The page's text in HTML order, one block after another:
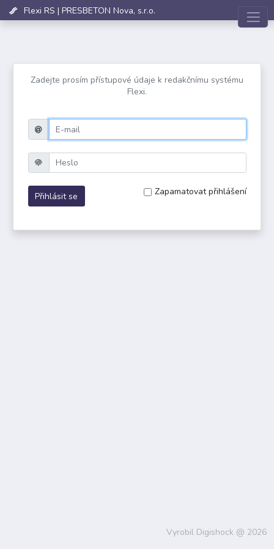
Flexi RS | PRESBETON Nova, s.r.o.
Přihlášení do Flexi RS
Zadejte prosím přístupové údaje k redakčnímu systému
Flexi.
Email
Heslo
Přihlásit se Zapamatovat přihlášení
Vyrobil Digishock @ 2026